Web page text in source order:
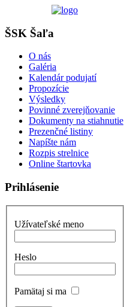
ŠSK Šaľa
O nás
Galéria
Kalendár podujatí
Propozície
Výsledky
Povinné zverejňovanie
Dokumenty na stiahnutie
Prezenčné listiny
Napíšte nám
Rozpis strelnice
Online štartovka
Prihlásenie
Užívateľské meno
Heslo
Pamätaj si ma